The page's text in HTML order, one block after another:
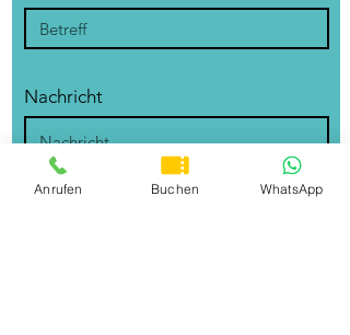
Nachricht
Anrufen Buchen WhatsApp